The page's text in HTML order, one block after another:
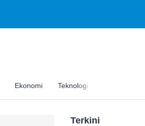
Ekonomi Teknologi
Terkini